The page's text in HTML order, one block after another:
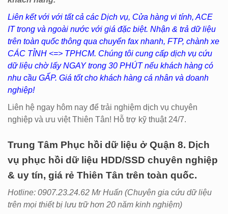
Liên kết với với tất cả các Dịch vụ, Cửa hàng vi tính, ACE
IT trong và ngoài nước với giá đặc biệt. Nhận & trả dữ liệu
trên toàn quốc thông qua chuyển fax nhanh, FTP, chành xe
CÁC TỈNH <=> TPHCM. Chúng tôi cung cấp dịch vụ cứu
dữ liệu chờ lấy NGAY trong 30 PHÚT nếu khách hàng có
nhu cầu GẤP. Giá tốt cho khách hàng cá nhân và doanh
nghiệp!
Liên hệ ngay hôm nay để trải nghiệm dịch vụ chuyên
nghiệp và ưu việt Thiên Tân! Hỗ trợ kỹ thuật 24/7.
Trung Tâm Phục hồi dữ liệu ở Quận 8. Dịch
vụ phục hồi dữ liệu HDD/SSD chuyên nghiệp
& uy tín, giá rẻ Thiên Tân trên toàn quốc.
Hotline: 0907.23.24.62 Mr Huấn (Chuyên gia cứu dữ liệu
trên mọi thiết bị lưu trữ hơn 20 năm kinh nghiệm)